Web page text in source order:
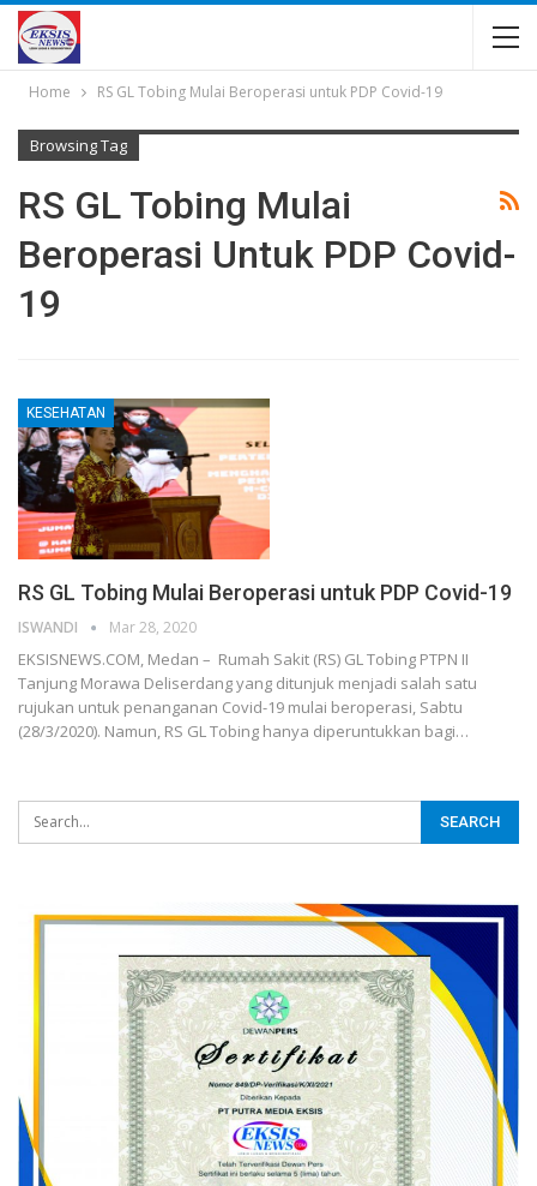
Home RS GL Tobing Mulai Beroperasi untuk PDP Covid-19
Browsing Tag
RS GL Tobing Mulai
Beroperasi Untuk PDP Covid-
19
KESEHATAN
RS GL Tobing Mulai Beroperasi untuk PDP Covid-19
ISWANDI Mar 28, 2020
EKSISNEWS.COM, Medan – Rumah Sakit (RS) GL Tobing PTPN II
Tanjung Morawa Deliserdang yang ditunjuk menjadi salah satu
rujukan untuk penanganan Covid-19 mulai beroperasi, Sabtu
(28/3/2020). Namun, RS GL Tobing hanya diperuntukkan bagi…